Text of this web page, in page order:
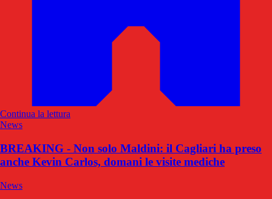
Continua la lettura
News
BREAKING - Non solo Maldini: il Cagliari ha preso
anche Kevin Carlos, domani le visite mediche
News